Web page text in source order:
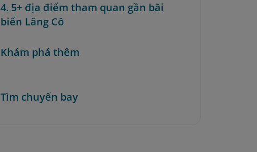
4. 5+ địa điểm tham quan gần bãi
biển Lăng Cô
Khám phá thêm
Tìm chuyến bay